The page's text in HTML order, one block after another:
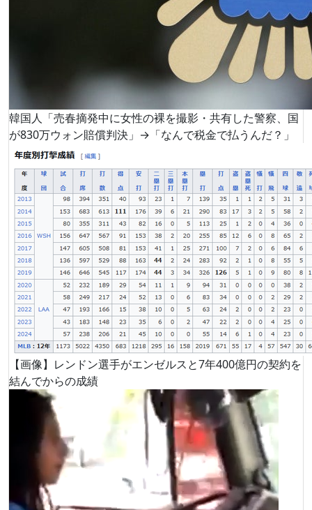
韓国人「売春摘発中に女性の裸を撮影・共有した警察、国
が830万ウォン賠償判決」→「なんで税金で払うんだ？」
【画像】レンドン選手がエンゼルスと7年400億円の契約を
結んでからの成績